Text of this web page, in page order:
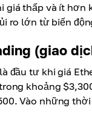
giá thấp và ít hơn
ro lớn từ biến
(giao
đầu tư khi giá
khoảng
Vào những